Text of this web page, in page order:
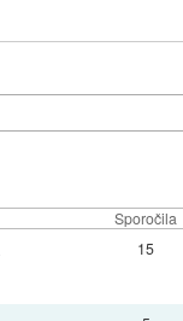
Sporočila
15